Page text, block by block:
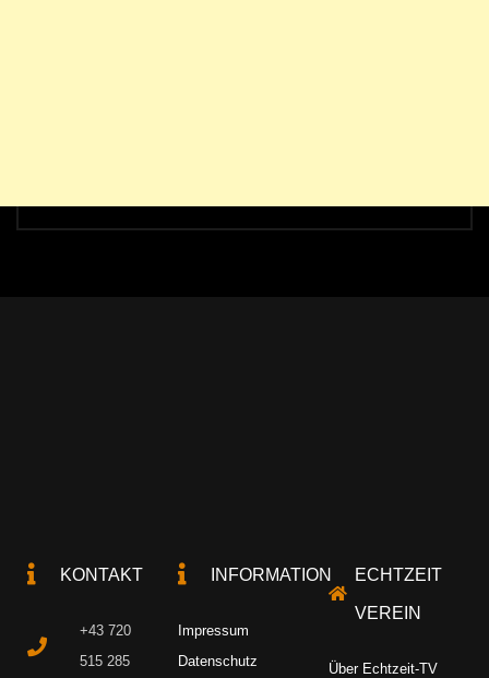
KONTAKT
+43 720
515 285
INFORMATION
Impressum
Datenschutz
ECHTZEIT
VEREIN
Über Echtzeit-TV